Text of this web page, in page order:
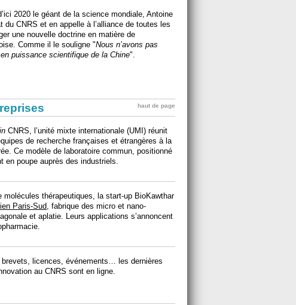
2020 le géant de la science mondiale, Antoine
CNRS et en appelle à l’alliance de toutes les
une nouvelle doctrine en matière de
Comme il le souligne "Nous n’avons pas
puissance scientifique de la Chine".
haut de page
CNRS, l’unité mixte internationale (UMI) réunit
de recherche françaises et étrangères à la
Ce modèle de laboratoire commun, positionné
en poupe auprès des industriels.
thérapeutiques, la start-up BioKawthar
Paris-Sud , fabrique des micro et nano-
et aplatie. Leurs applications s’annoncent
brevets, licences, événements… les dernières
au CNRS sont en ligne.